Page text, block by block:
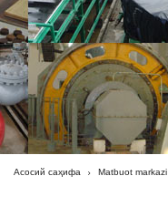
Асосий саҳифа Matbuot markazi